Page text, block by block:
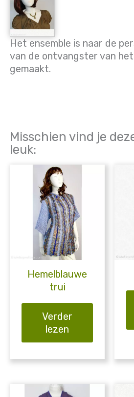
Het ensemble is naar de
van de ontvangster van
gemaakt.
Misschien vind je
leuk:
Hemelblauwe
trui
Verder
lezen